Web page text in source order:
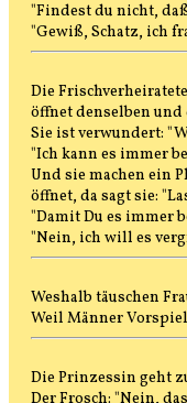
"Findest du nicht,
"Gewiß, Schatz, ich
Die
öffnet denselben
Sie ist verwundert:
"Ich kann es immer
Und sie machen ein
öffnet, da sagt sie:
"Damit Du es immer
"Nein, ich will es
Weshalb täuschen
Weil Männer
Die Prinzessin geht